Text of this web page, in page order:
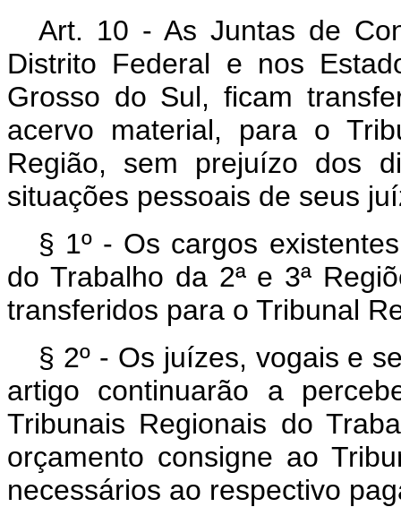
Art. 10 - As Juntas de
Distrito Federal e nos
Grosso do Sul, ficam
acervo material, para o
Região, sem prejuízo dos
situações pessoais de seus
§ 1º - Os cargos
do Trabalho da 2ª e 3ª
transferidos para o Tribunal
§ 2º - Os juízes, vogais e
artigo continuarão a
Tribunais Regionais do
orçamento consigne ao
necessários ao respectivo